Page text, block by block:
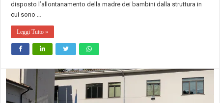
disposto l’allontanamento della madre dei bambini dalla struttura in
cui sono …
Leggi Tutto »